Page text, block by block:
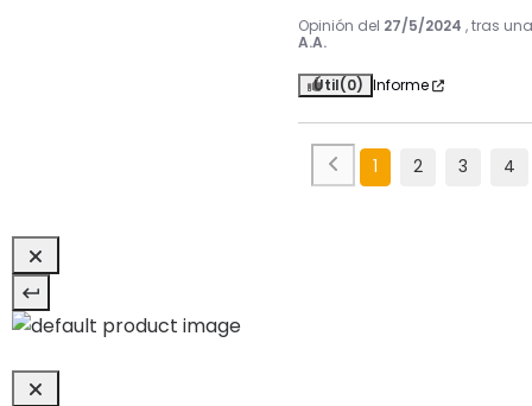
Opinión del 27/5/2024 , tras
A.A.
Útil(0) Informe
1 2 3 4